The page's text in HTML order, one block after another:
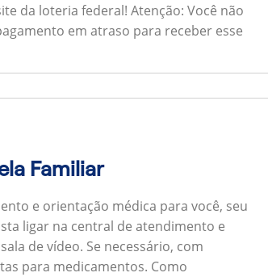
da loteria federal!Atenção: Você não
em atraso para receber esse
Familiar
e orientação médica para você, seu
ligar na central de atendimento e
de vídeo. Se necessário, com
para medicamentos. Como